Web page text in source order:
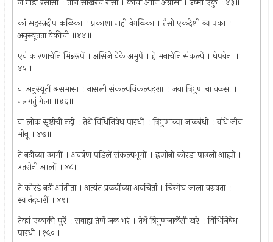
कां सहस्त्रदीप कळिका । प्रकाशा नाही वेगळिका । तैसी एकदेशी व्यापका ।
अनुस्यूतता येकीची ॥४४॥
एवं कारणाचेनि भिन्नरुपें । असिजे येके अमुपें । हें मनाचेनि संकल्पें । घेपवेना ॥
४५॥
या अनुस्यूतीं असमासा । नासली संकल्पविकल्पदशा । जया त्रिगुणाचा वळसा ।
नलगतुं गेला ॥४६॥
या लोक सृष्टीची नदी । तेथें विधिनिषेध पारधीं । त्रिगुणाच्या जाळबंधी । बांधे जीव
मीनू ॥४७॥
ते नदीच्या उगमीं । अवर्षण पडिलें संकल्पभूमीं । ह्नणोनी कोरडा पाउली आह्मी ।
उतरोनी आलों ॥४८॥
ते कोरडे नदी आंतौता । अत्यंत प्रळयींच्या अवचितां । चिन्मेघ जाला वरुषता ।
स्वानंदधारीं ॥४९॥
तेव्हां एकाकी पुरें । सबाह्य तेणें जळ भरे । तेथें त्रिगुणजाळेंसी खरे । विधिनिषेध
पारधी ॥१५०॥